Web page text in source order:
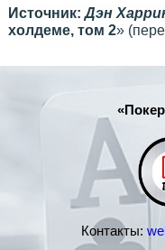
Источник:Дэн
холдеме, том 2»
Контакты: